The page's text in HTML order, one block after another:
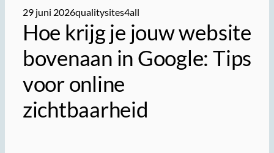
29 juni 2026qualitysites4all
Hoe krijg je jouw website
bovenaan in Google: Tips
voor online
zichtbaarheid